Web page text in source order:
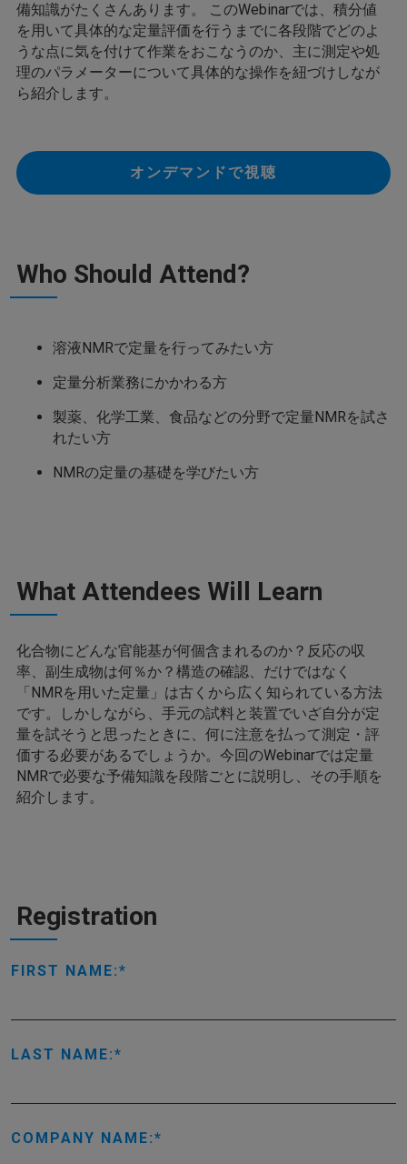
備知識がたくさんあります。 このWebinarでは、積分値
を用いて具体的な定量評価を行うまでに各段階でどのよ
うな点に気を付けて作業をおこなうのか、主に測定や処
理のパラメーターについて具体的な操作を紐づけしなが
ら紹介します。
オンデマンドで視聴
Who Should Attend?
溶液NMRで定量を行ってみたい方
定量分析業務にかかわる方
製薬、化学工業、食品などの分野で定量NMRを試さ
れたい方
NMRの定量の基礎を学びたい方
What Attendees Will Learn
化合物にどんな官能基が何個含まれるのか？反応の収
率、副生成物は何％か？構造の確認、だけではなく
「NMRを用いた定量」は古くから広く知られている方法
です。しかしながら、手元の試料と装置でいざ自分が定
量を試そうと思ったときに、何に注意を払って測定・評
価する必要があるでしょうか。今回のWebinarでは定量
NMRで必要な予備知識を段階ごとに説明し、その手順を
紹介します。
Registration
FIRST NAME:
LAST NAME:
COMPANY NAME: